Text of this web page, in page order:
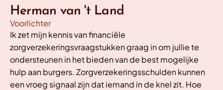
Herman van 't Land
Voorlichter
Ik zet mijn kennis van financiële
zorgverzekeringsvraagstukken graag in om jullie te
ondersteunen in het bieden van de best mogelijke
hulp aan burgers. Zorgverzekeringsschulden kunnen
een vroeg signaal zijn dat iemand in de knel zit. Hoe